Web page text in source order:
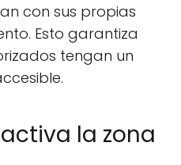
con sus propias
Esto garantiza
tengan un
la zona